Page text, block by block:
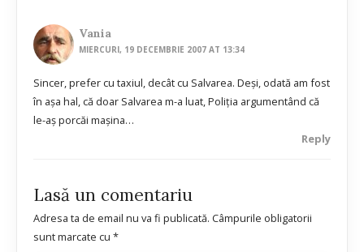
Vania
MIERCURI, 19 DECEMBRIE 2007 AT 13:34
Sincer, prefer cu taxiul, decât cu Salvarea. Deşi, odată am fost
în aşa hal, că doar Salvarea m-a luat, Poliţia argumentând că
le-aş porcăi maşina…
Reply
Lasă un comentariu
Adresa ta de email nu va fi publicată. Câmpurile obligatorii
sunt marcate cu *